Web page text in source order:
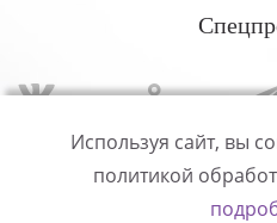
Политика
Используя сайт, вы
политикой